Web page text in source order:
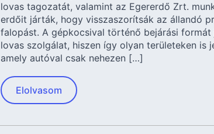
lovas tagozatát, valamint az Egererdő Zrt.
erdőit járták, hogy visszaszorítsák az állandó
falopást. A gépkocsival történő bejárási formát
lovas szolgálat, hiszen így olyan területeken is
amely autóval csak nehezen […]
Elolvasom